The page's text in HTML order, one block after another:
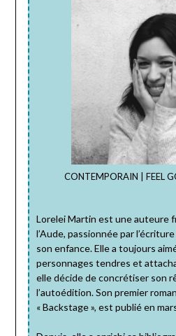
CONTEMPORAIN | FEEL
Lorelei Martin est une auteure
l’Aude, passionnée par
son enfance. Elle a toujours
personnages tendres et
elle décide de concrétiser son
l’autoédition. Son premier
« Backstage », est publié en